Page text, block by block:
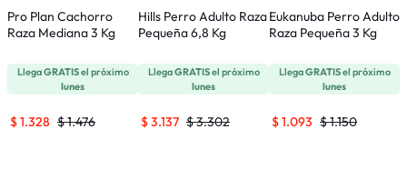
Pro Plan Cachorro
Raza Mediana 3 Kg
LlegaGRATISel próximo
lunes
$1.476
$1.328
Hills Perro Adulto Raza
Pequeña 6,8 Kg
LlegaGRATISel próximo
lunes
$3.302
$3.137
Eukanuba Perro Adulto
Raza Pequeña 3 Kg
LlegaGRATISel próximo
lunes
$1.150
$1.093